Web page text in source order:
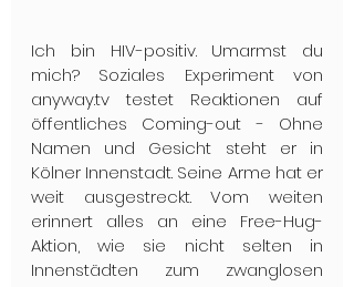
Ich bin HIV-positiv. Umarmst du
mich? Soziales Experiment von
anyway.tv testet Reaktionen auf
öffentliches Coming-out - Ohne
Namen und Gesicht steht er in
Kölner Innenstadt. Seine Arme hat er
weit ausgestreckt. Vom weiten
erinnert alles an eine Free-Hug-
Aktion, wie sie nicht selten in
Innenstädten zum zwanglosen